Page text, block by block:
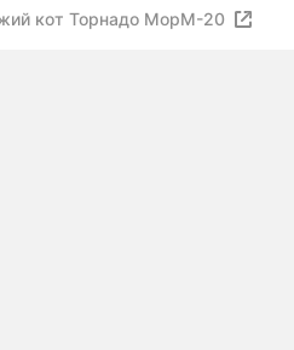
кот Торнадо МорМ-20